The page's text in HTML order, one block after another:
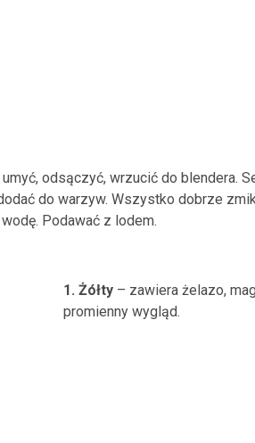
odsączyć, wrzucić do blendera.
do warzyw. Wszystko dobrze
Podawać z lodem.
1. Żółty – zawiera żelazo,
promienny wygląd.